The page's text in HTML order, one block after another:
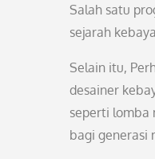
Salah satu
sejarah
Selain itu,
desainer
seperti lomba
bagi generasi